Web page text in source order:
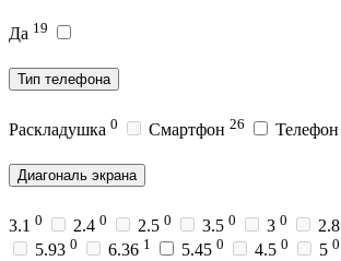
Да 19
Тип телефона
Раскладушка 0 Смартфон 26 Телефон
Диагональ экрана
3.1 0 2.4 0 2.5 0 3.5 0 3 0 2.8
5.93 0 6.36 1 5.45 0 4.5 0 5 0